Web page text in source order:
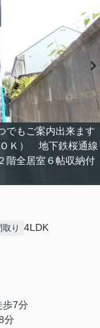
もご案内出来ます
ＯＫ） 地下鉄桜通線
全居室６帖収納付
取り 4LDK
歩7分
分